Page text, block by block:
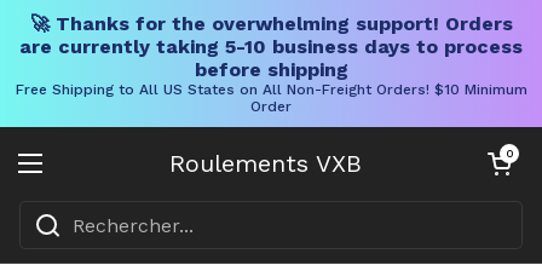
🚀 Thanks for the overwhelming support! Orders
are currently taking 5-10 business days to process
before shipping
Free Shipping to All US States on All Non-Freight Orders! $10 Minimum
Order
Roulements VXB
Ouvrir le menu
Chariot
0